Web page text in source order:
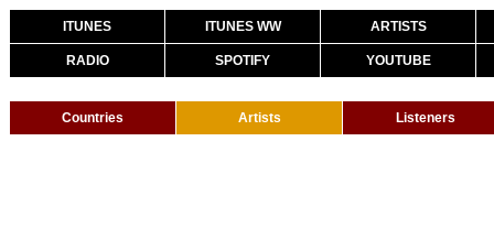
ITUNES ITUNES WW ARTISTS
RADIO SPOTIFY YOUTUBE
Countries Artists Listeners